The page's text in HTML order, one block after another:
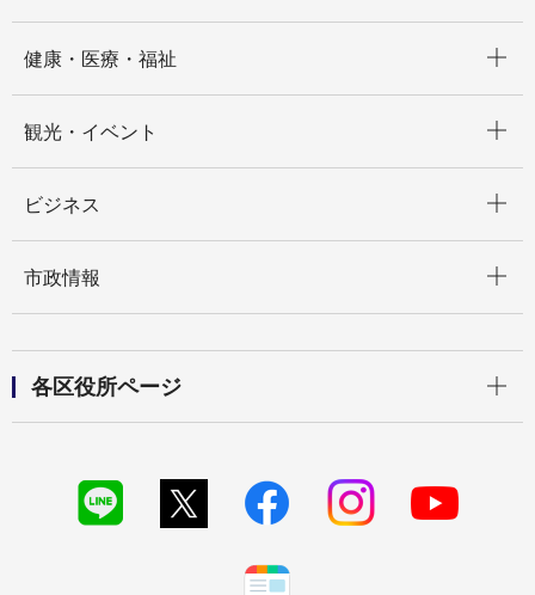
健康・医療・福祉
観光・イベント
ビジネス
市政情報
各区役所ページ